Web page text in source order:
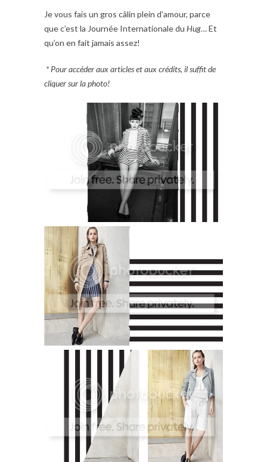
Je vous fais un gros câlin plein d’amour, parce
que c’est la Journée Internationale du Hug… Et
qu’on en fait jamais assez!
* Pour accéder aux articles et aux crédits, il suffit de
cliquer sur la photo!